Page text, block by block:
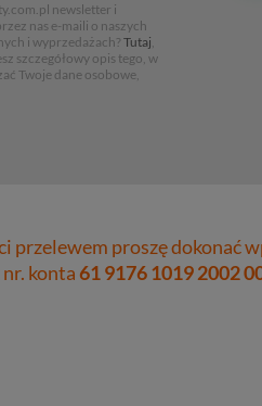
newsletter i
nas e-maili o naszych
i wyprzedażach? Tutaj,
szczegółowy opis tego, w
Twoje dane osobowe,
przelewem proszę dokonać
konta61 9176 1019 2002